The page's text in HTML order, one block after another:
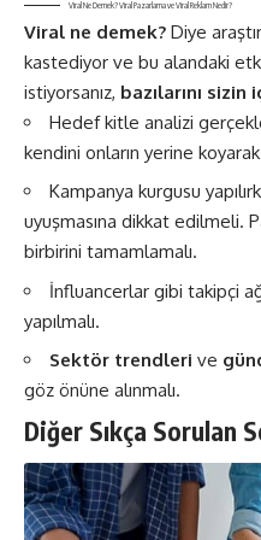
Viral Ne Demek? Viral Pazarlama ve Viral Reklam Nedir?
Viral ne demek? Diye
kastediyor ve bu alandaki
istiyorsanız, bazılarını
Hedef kitle analizi
kendini onların yerine
Kampanya kurgusu
uyuşmasına dikkat edilmeli.
birbirini tamamlamalı.
İnfluancerlar gibi takipçi
yapılmalı.
Sektör trendleri ve
göz önüne alınmalı.
Diğer Sıkça Sorulan